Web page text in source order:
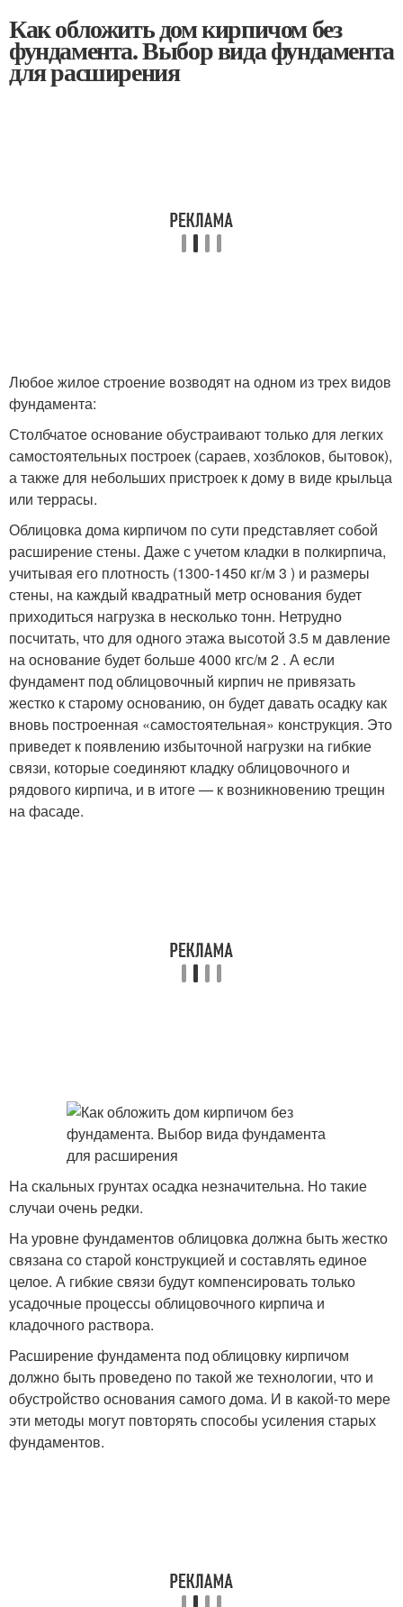
Как обложить дом кирпичом без
фундамента. Выбор вида фундамента
для расширения
Любое жилое строение возводят на одном из трех видов
фундамента:
Столбчатое основание обустраивают только для легких
самостоятельных построек (сараев, хозблоков, бытовок),
а также для небольших пристроек к дому в виде крыльца
или террасы.
Облицовка дома кирпичом по сути представляет собой
расширение стены. Даже с учетом кладки в полкирпича,
учитывая его плотность (1300-1450 кг/м 3 ) и размеры
стены, на каждый квадратный метр основания будет
приходиться нагрузка в несколько тонн. Нетрудно
посчитать, что для одного этажа высотой 3.5 м давление
на основание будет больше 4000 кгс/м 2 . А если
фундамент под облицовочный кирпич не привязать
жестко к старому основанию, он будет давать осадку как
вновь построенная «самостоятельная» конструкция. Это
приведет к появлению избыточной нагрузки на гибкие
связи, которые соединяют кладку облицовочного и
рядового кирпича, и в итоге — к возникновению трещин
на фасаде.
На скальных грунтах осадка незначительна. Но такие
случаи очень редки.
На уровне фундаментов облицовка должна быть жестко
связана со старой конструкцией и составлять единое
целое. А гибкие связи будут компенсировать только
усадочные процессы облицовочного кирпича и
кладочного раствора.
Расширение фундамента под облицовку кирпичом
должно быть проведено по такой же технологии, что и
обустройство основания самого дома. И в какой-то мере
эти методы могут повторять способы усиления старых
фундаментов.